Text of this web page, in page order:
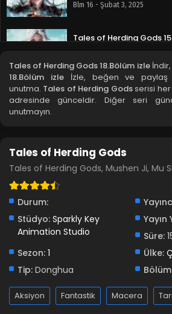
Blm 16 - Şubat 3, 2025
Tales of Herding Gods
Tales of Herding Gods
Blm 14 - Ocak 21, 2025
Blm 13 - Ocak 13, 2025
Blm 12 - Ocak 7, 2025
Tales of Herding Gods
Blm 10 - Aralık 24, 2024
Tales of Herding Gods 18.Bölüm izleİndir,
18.Bölüm izleİzle, beğen ve paylaş
unutma. Tales of Herding Godsserisi her
adresinde günceldir. Diğer seri
unutmayın.
Tales of Herding Gods
Tales of Herding Gods, Mushen Ji, Mu
Durum:
Stüdyo: Sparkly Key
Animation Studio
Yayın
Süre:
Sezon: 1 Ülke:
Tip: Donghua
Aksiyon Fantastik Macera